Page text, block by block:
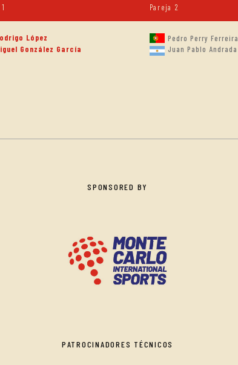
Pareja 2
López
González García
Pedro Perry Ferreira
Juan Pablo Andrada
SPONSORED BY
PATROCINADORES TÉCNICOS